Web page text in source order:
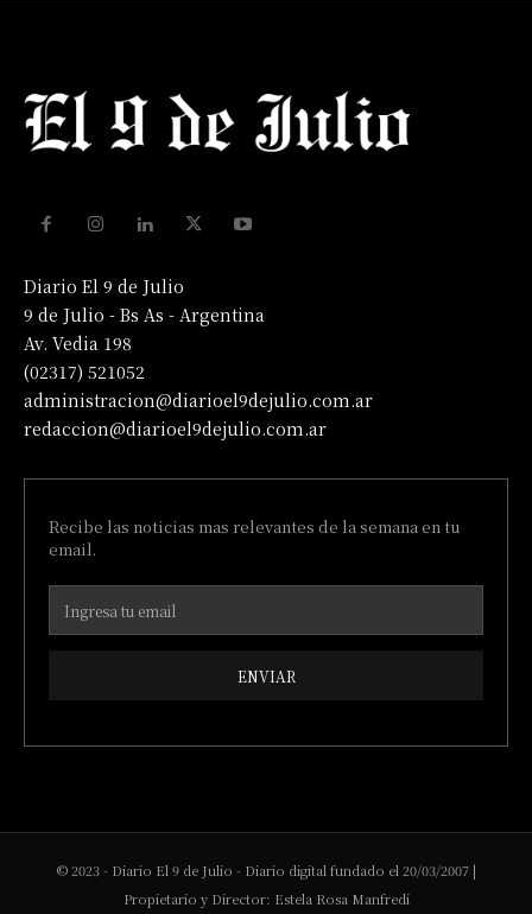
Diario El 9 de Julio
9 de Julio - Bs As - Argentina
Av. Vedia 198
(02317) 521052
administracion@diarioel9dejulio.com.ar
redaccion@diarioel9dejulio.com.ar
Recibe las noticias mas relevantes de la semana en tu
email.
ENVIAR
© 2023 - Diario El 9 de Julio - Diario digital fundado el 20/03/2007 |
Propietario y Director: Estela Rosa Manfredi